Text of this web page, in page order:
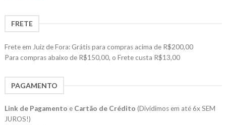
FRETE
Frete em Juiz de Fora: Grátis para compras acima de R$200,00
Para compras abaixo de R$150,00, o Frete custa R$13,00
PAGAMENTO
Link de Pagamento e Cartão de Crédito (Dividimos em até 6x SEM
JUROS!)